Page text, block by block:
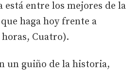
está entre los mejores de la
haga hoy frente a
Cuatro).
un guiño de la historia,